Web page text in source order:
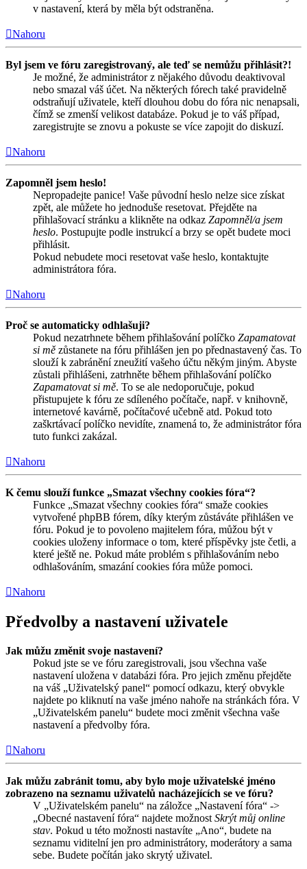
v nastavení, která by měla být odstraněna.
Nahoru
Byl jsem ve fóru zaregistrovaný, ale teď se nemůžu přihlásit?!
Je možné, že administrátor z nějakého důvodu deaktivoval
nebo smazal váš účet. Na některých fórech také pravidelně
odstraňují uživatele, kteří dlouhou dobu do fóra nic nenapsali,
čímž se zmenší velikost databáze. Pokud je to váš případ,
zaregistrujte se znovu a pokuste se více zapojit do diskuzí.
Nahoru
Zapomněl jsem heslo!
Nepropadejte panice! Vaše původní heslo nelze sice získat
zpět, ale můžete ho jednoduše resetovat. Přejděte na
přihlašovací stránku a klikněte na odkaz Zapomněl/a jsem
heslo. Postupujte podle instrukcí a brzy se opět budete moci
přihlásit.
Pokud nebudete moci resetovat vaše heslo, kontaktujte
administrátora fóra.
Nahoru
Proč se automaticky odhlašuji?
Pokud nezatrhnete během přihlašování políčko Zapamatovat
si mě zůstanete na fóru přihlášen jen po přednastavený čas. To
slouží k zabránění zneužití vašeho účtu někým jiným. Abyste
zůstali přihlášeni, zatrhněte během přihlašování políčko
Zapamatovat si mě. To se ale nedoporučuje, pokud
přistupujete k fóru ze sdíleného počítače, např. v knihovně,
internetové kavárně, počítačové učebně atd. Pokud toto
zaškrtávací políčko nevidíte, znamená to, že administrátor fóra
tuto funkci zakázal.
Nahoru
K čemu slouží funkce „Smazat všechny cookies fóra“?
Funkce „Smazat všechny cookies fóra“ smaže cookies
vytvořené phpBB fórem, díky kterým zůstáváte přihlášen ve
fóru. Pokud je to povoleno majitelem fóra, můžou být v
cookies uloženy informace o tom, které příspěvky jste četli, a
které ještě ne. Pokud máte problém s přihlašováním nebo
odhlašováním, smazání cookies fóra může pomoci.
Nahoru
Předvolby a nastavení uživatele
Jak můžu změnit svoje nastavení?
Pokud jste se ve fóru zaregistrovali, jsou všechna vaše
nastavení uložena v databázi fóra. Pro jejich změnu přejděte
na váš „Uživatelský panel“ pomocí odkazu, který obvykle
najdete po kliknutí na vaše jméno nahoře na stránkách fóra. V
„Uživatelském panelu“ budete moci změnit všechna vaše
nastavení a předvolby fóra.
Nahoru
Jak můžu zabránit tomu, aby bylo moje uživatelské jméno
zobrazeno na seznamu uživatelů nacházejících se ve fóru?
V „Uživatelském panelu“ na záložce „Nastavení fóra“ ->
„Obecné nastavení fóra“ najdete možnost Skrýt můj online
stav. Pokud u této možnosti nastavíte „Ano“, budete na
seznamu viditelní jen pro administrátory, moderátory a sama
sebe. Budete počítán jako skrytý uživatel.